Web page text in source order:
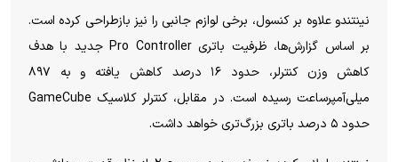
نینتندو علاوه بر کنسول، برخی لوازم جانبی را نیز بازطراحی کرده است.
بر اساس گزارش‌ها، ظرفیت باتری Pro Controller جدید با هدف
کاهش وزن کنترلر، حدود ۱۶ درصد کاهش یافته و به ۸۹۷
میلی‌آمپرساعت رسیده است. در مقابل، کنترلر کلاسیک GameCube
حدود ۵ درصد باتری بزرگ‌تری خواهد داشت.